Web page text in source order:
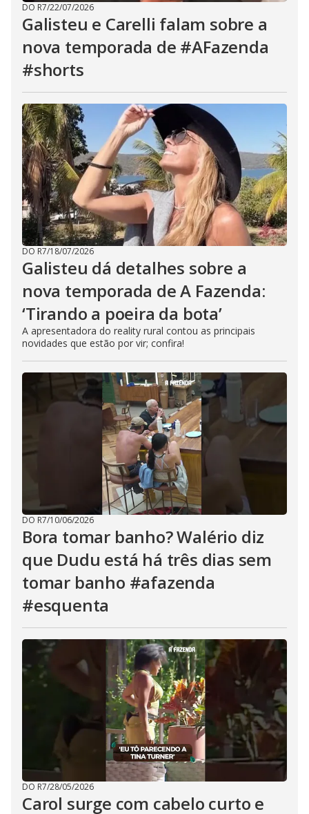
DO R7/22/07/2026
Galisteu e Carelli falam sobre a
nova temporada de #AFazenda
#shorts
DO R7/18/07/2026
Galisteu dá detalhes sobre a
nova temporada de A Fazenda:
‘Tirando a poeira da bota’
A apresentadora do reality rural contou as principais
novidades que estão por vir; confira!
DO R7/10/06/2026
Bora tomar banho? Walério diz
que Dudu está há três dias sem
tomar banho #afazenda
#esquenta
DO R7/28/05/2026
Carol surge com cabelo curto e